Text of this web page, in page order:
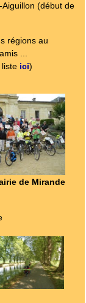
(début de
régions au
...
ici)
de Mirande